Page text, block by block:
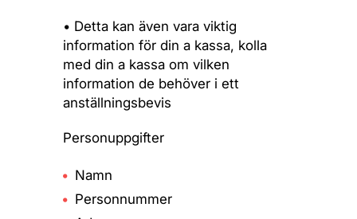
• Detta kan även vara viktig
information för din a kassa, kolla
med din a kassa om vilken
information de behöver i ett
anställningsbevis
Personuppgifter
Namn
Personnummer